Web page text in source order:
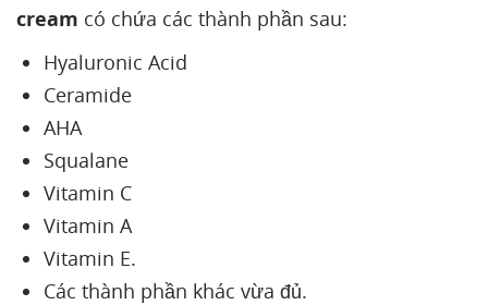
cream có chứa các thành phần sau:
Hyaluronic Acid
Ceramide
AHA
Squalane
Vitamin C
Vitamin A
Vitamin E.
Các thành phần khác vừa đủ.